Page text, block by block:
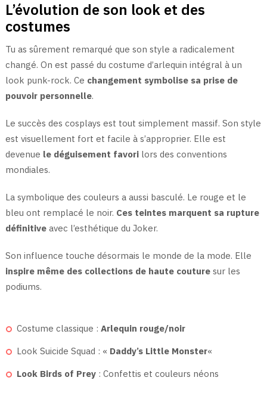
L’évolution de son look et des
costumes
Tu as sûrement remarqué que son style a radicalement
changé. On est passé du costume d’arlequin intégral à un
look punk-rock. Ce changement symbolise sa prise de
pouvoir personnelle.
Le succès des cosplays est tout simplement massif. Son style
est visuellement fort et facile à s’approprier. Elle est
devenue le déguisement favorilors des conventions
mondiales.
La symbolique des couleurs a aussi basculé. Le rouge et le
bleu ont remplacé le noir. Ces teintes marquent sa rupture
définitiveavec l’esthétique du Joker.
Son influence touche désormais le monde de la mode. Elle
inspire même des collections de haute couturesur les
podiums.
Costume classique :Arlequin rouge/noir
Look Suicide Squad : « Daddy’s Little Monster«
Look Birds of Prey : Confettis et couleurs néons